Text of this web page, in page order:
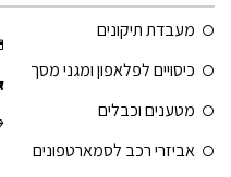
מעבדת תיקונים
כיסויים לפלאפון ומגני מסך
מטענים וכבלים
אביזרי רכב לסמארטפונים